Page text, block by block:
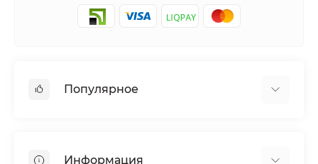
Популярное
Информация